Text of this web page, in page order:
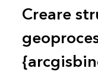
Creare